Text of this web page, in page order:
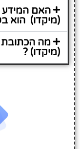
(מיקדו) הוא
(מיקדו) ?